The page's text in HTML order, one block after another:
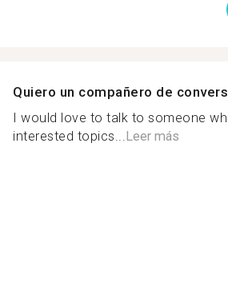
Quiero un compañero de
I would love to talk to someone
interested topics...Leer más